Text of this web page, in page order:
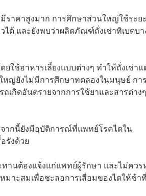
ราคาสูงมาก การศึกษาส่วนใหญ่ใช้ระย
ได้ และยังพบว่าผลิตภัณฑ์ถั่งเช่าทิเบตบา
ใช้อาหารเลี้ยงแบบต่างๆ ทำให้ถั่งเช่า
หญ่ยังไม่มีการศึกษาทดลองในมนุษย์ กา
เกิดอันตรายจากการใช้ยาและสารต่าง
ากนี้ยังมีอุบัติการณ์ที่แพทย์โรคไตใน
รังด้วย
านต้องแจ้งแก่แพทย์ผู้รักษา และไม่ควร
าะสมเพื่อชะลอการเสื่อมของไตให้ช้า